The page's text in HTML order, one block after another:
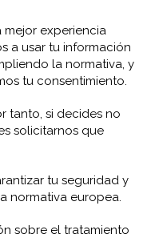
mejor experiencia
a usar tu información
la normativa, y
tu consentimiento.
tanto, si decides no
solicitarnos que
tu seguridad y
normativa europea.
sobre el tratamiento